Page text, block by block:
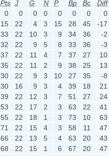
Pts J G N P Bp Bc
Diff
0 0 0 0 0 0 0
0
15 22 4 3 15 28 45
-17
33 22 10 3 9 34 36
-2
32 22 9 5 8 33 36
-3
37 22 11 4 7 37 27
10
35 22 11 2 9 38 25
13
30 22 9 3 10 27 35
-8
30 16 9 3 4 39 18
21
39 22 12 3 7 51 27
24
53 22 17 2 3 63 22
41
55 22 18 1 3 73 10
63
71 22 15 4 3 58 11
47
66 22 13 5 4 63 20
43
68 22 15 1 6 67 20
47